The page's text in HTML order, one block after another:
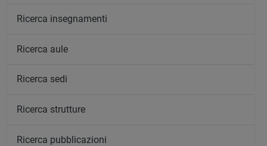
Ricerca insegnamenti
Ricerca aule
Ricerca sedi
Ricerca strutture
Ricerca pubblicazioni